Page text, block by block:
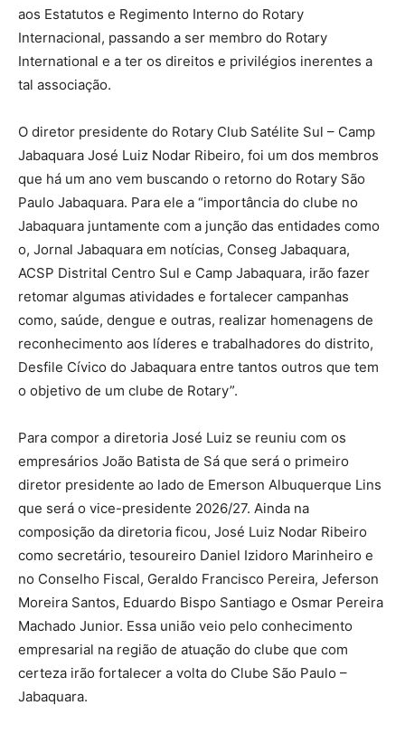
aos Estatutos e Regimento Interno do Rotary
Internacional, passando a ser membro do Rotary
International e a ter os direitos e privilégios inerentes a
tal associação.
O diretor presidente do Rotary Club Satélite Sul – Camp
Jabaquara José Luiz Nodar Ribeiro, foi um dos membros
que há um ano vem buscando o retorno do Rotary São
Paulo Jabaquara. Para ele a “importância do clube no
Jabaquara juntamente com a junção das entidades como
o, Jornal Jabaquara em notícias, Conseg Jabaquara,
ACSP Distrital Centro Sul e Camp Jabaquara, irão fazer
retomar algumas atividades e fortalecer campanhas
como, saúde, dengue e outras, realizar homenagens de
reconhecimento aos líderes e trabalhadores do distrito,
Desfile Cívico do Jabaquara entre tantos outros que tem
o objetivo de um clube de Rotary”.
Para compor a diretoria José Luiz se reuniu com os
empresários João Batista de Sá que será o primeiro
diretor presidente ao lado de Emerson Albuquerque Lins
que será o vice-presidente 2026/27. Ainda na
composição da diretoria ficou, José Luiz Nodar Ribeiro
como secretário, tesoureiro Daniel Izidoro Marinheiro e
no Conselho Fiscal, Geraldo Francisco Pereira, Jeferson
Moreira Santos, Eduardo Bispo Santiago e Osmar Pereira
Machado Junior. Essa união veio pelo conhecimento
empresarial na região de atuação do clube que com
certeza irão fortalecer a volta do Clube São Paulo –
Jabaquara.